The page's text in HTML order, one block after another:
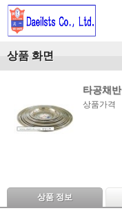
상품 화면
타공채반
상품가격
상품 정보